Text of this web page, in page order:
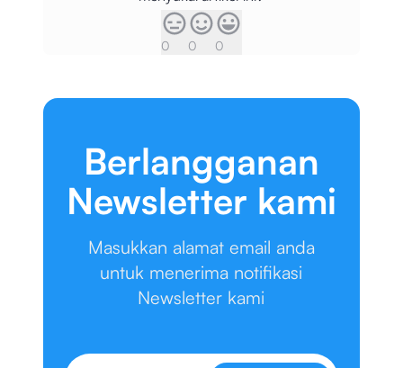
0 0 0
Berlangganan
Newsletter kami
Masukkan alamat email anda
untuk menerima notifikasi
Newsletter kami